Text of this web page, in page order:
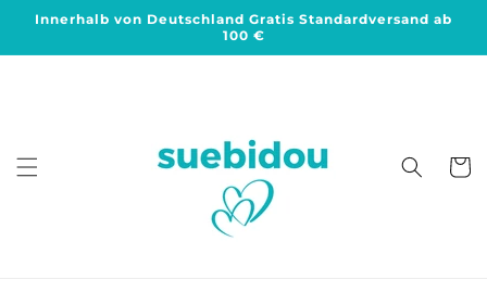
zum
Innerhalb von Deutschland Gratis Standardversand ab
100 €